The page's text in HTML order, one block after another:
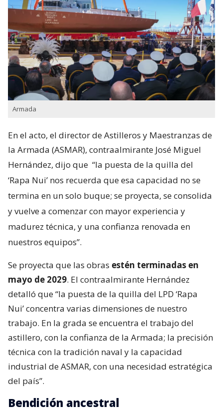
Armada
En el acto, el director de Astilleros y Maestranzas de
la Armada (ASMAR), contraalmirante José Miguel
Hernández, dijo que “la puesta de la quilla del
‘Rapa Nui’ nos recuerda que esa capacidad no se
termina en un solo buque; se proyecta, se consolida
y vuelve a comenzar con mayor experiencia y
madurez técnica, y una confianza renovada en
nuestros equipos”.
Se proyecta que las obras estén terminadas en
mayo de 2029. El contraalmirante Hernández
detalló que “la puesta de la quilla del LPD ‘Rapa
Nui’ concentra varias dimensiones de nuestro
trabajo. En la grada se encuentra el trabajo del
astillero, con la confianza de la Armada; la precisión
técnica con la tradición naval y la capacidad
industrial de ASMAR, con una necesidad estratégica
del país”.
Bendición ancestral